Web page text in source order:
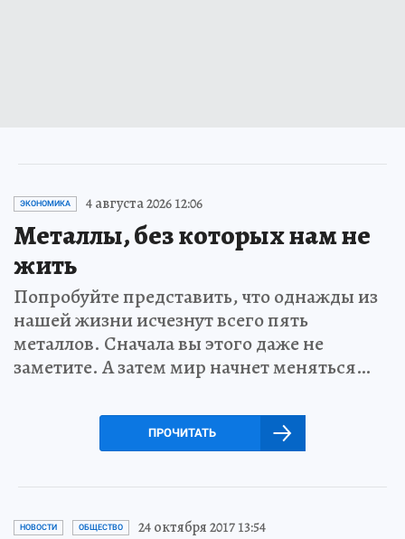
ЭКОНОМИКА 4 августа 2026 12:06
Металлы, без которых нам не
жить
Попробуйте представить, что однажды из
нашей жизни исчезнут всего пять
металлов. Сначала вы этого даже не
заметите. А затем мир начнет меняться…
ПРОЧИТАТЬ
НОВОСТИ ОБЩЕСТВО 24 октября 2017 13:54